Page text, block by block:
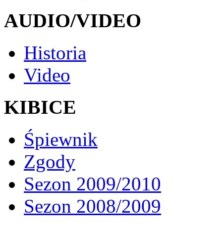
AUDIO/VIDEO
Historia
Video
KIBICE
Śpiewnik
Zgody
Sezon 2009/2010
Sezon 2008/2009